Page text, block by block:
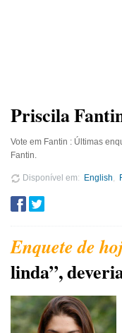
Priscila
Vote em Fantin : Últimas
Fantin.
Disponível em English
linda”,